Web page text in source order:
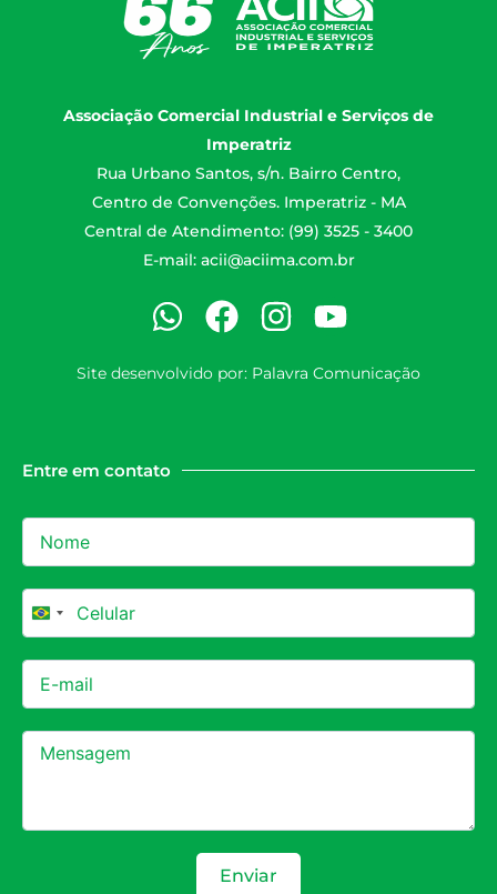
Associação Comercial Industrial e Serviços de
Imperatriz
Rua Urbano Santos, s/n. Bairro Centro,
Centro de Convenções. Imperatriz - MA
Central de Atendimento: (99) 3525 - 3400
E-mail: acii@aciima.com.br
Site desenvolvido por: Palavra Comunicação
Entre em contato
Brazil +55
Enviar